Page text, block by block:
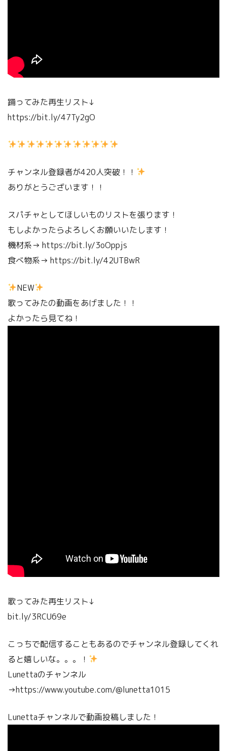
踊ってみた再生リスト↓
https://bit.ly/47Ty2gO
チャンネル登録者が420人突破！！
ありがとうございます！！
スパチャとしてほしいものリストを張ります！
もしよかったらよろしくお願いいたします！
機材系→ https://bit.ly/3oOppjs
食べ物系→ https://bit.ly/42UTBwR
NEW
歌ってみたの動画をあげました！！
よかったら見てね！
歌ってみた再生リスト↓
bit.ly/3RCU69e
こっちで配信することもあるのでチャンネル登録してくれ
ると嬉しいな。。。！
Lunettaのチャンネル
→https://www.youtube.com/@lunetta1015
Lunettaチャンネルで動画投稿しました！